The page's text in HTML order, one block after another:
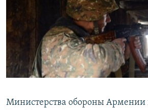
Русский
Все сайты Радио Азатутюн
Министерства обороны Армении